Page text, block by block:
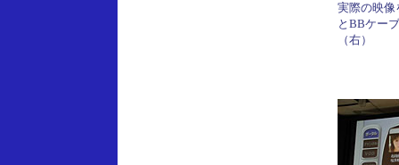
実際の映像
とBBケー
（右）